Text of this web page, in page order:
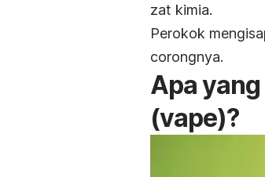
zat kimia.
Perokok
corongnya.
Apa
(vape)?